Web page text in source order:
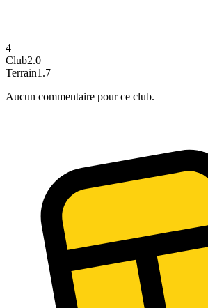
4
Club2.0
Terrain1.7
Aucun commentaire pour ce club.